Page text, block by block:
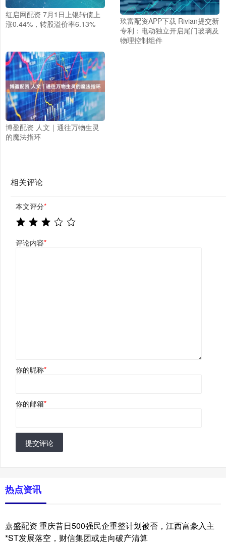
红启网配资 7月1日上银转债上
涨0.44%，转股溢价率6.13%
玖富配资APP下载 Rivian提交新
专利：电动独立开启尾门玻璃及
物理控制组件
博盈配资 人文｜通往万物生灵
的魔法指环
相关评论
本文评分*
评论内容*
你的昵称*
你的邮箱*
提交评论
热点资讯
嘉盛配资 重庆昔日500强民企重整计划被否，江西富豪入主
*ST发展落空，财信集团或走向破产清算